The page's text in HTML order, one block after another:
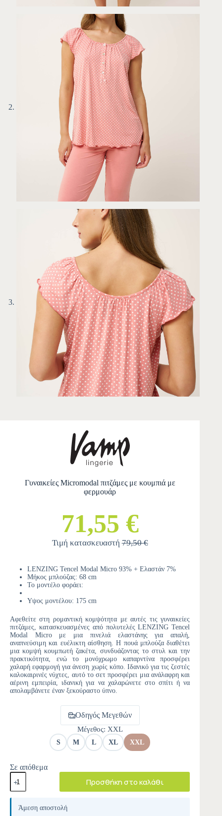
Γυναικείες Micromodal πιτζάμες με κουμπιά με
φερμουάρ
71,55 €
Τιμή κατασκευαστή79,50 €
LENZING Tencel Modal Micro 93% + Ελαστάν 7%
Μήκος μπλούζας: 68 cm
Το μοντέλο φοράει:
Υψος μοντέλου: 175 cm
Αφεθείτε στη ρομαντική κομψότητα με αυτές τις γυναικείες
πιτζάμες, κατασκευασμένες από πολυτελές LENZING Tencel
Modal Micro με μια πινελιά ελαστάνης για απαλή,
αναπνεύσιμη και ευέλικτη αίσθηση. Η πουά μπλούζα διαθέτει
μια κομψή κουμπωτή ζακέτα, συνδυάζοντας το στυλ και την
πρακτικότητα, ενώ το μονόχρωμο καπαρντίνα προσφέρει
χαλαρή εφαρμογή για άνεση χωρίς κόπο. Ιδανικό για τις ζεστές
καλοκαιρινές νύχτες, αυτό το σετ προσφέρει μια ανάλαφρη και
αέρινη εμπειρία, ιδανική για να χαλαρώνετε στο σπίτι ή να
απολαμβάνετε έναν ξεκούραστο ύπνο.
Οδηγός Μεγεθών
Μέγεθος: XXL
S M L XL XXL
Σε απόθεμα
Προσθήκη στο καλάθι
A
Άμεση αποστολή